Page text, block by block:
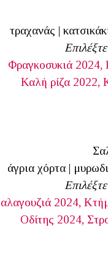
τραχανάς |
Φραγκοσυκιά
Καλή ρίζα 2022,
άγρια χόρτα |
2024,
Οδίτης 2024,